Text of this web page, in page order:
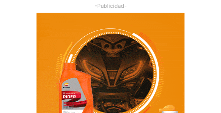
-Publicidad-